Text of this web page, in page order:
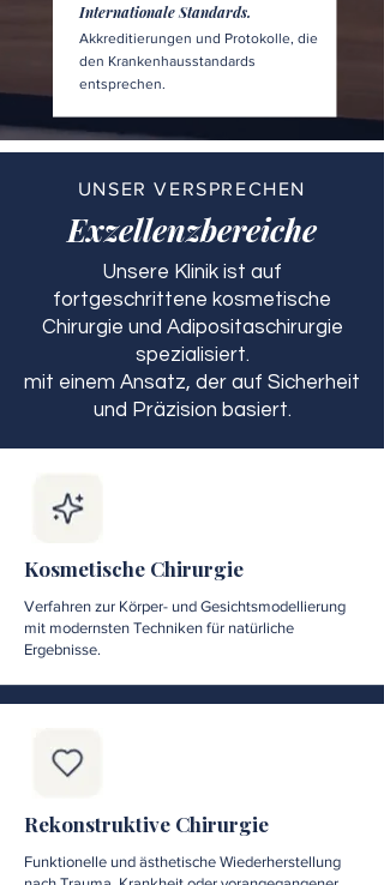
Internationale Standards.
Akkreditierungen und Protokolle, die
den Krankenhausstandards
entsprechen.
UNSER VERSPRECHEN
Exzellenzbereiche
Unsere Klinik ist auf
fortgeschrittene kosmetische
Chirurgie und Adipositaschirurgie
spezialisiert.
mit einem Ansatz, der auf Sicherheit
und Präzision basiert.
Kosmetische Chirurgie
Verfahren zur Körper- und Gesichtsmodellierung
mit modernsten Techniken für natürliche
Ergebnisse.
Rekonstruktive Chirurgie
Funktionelle und ästhetische Wiederherstellung